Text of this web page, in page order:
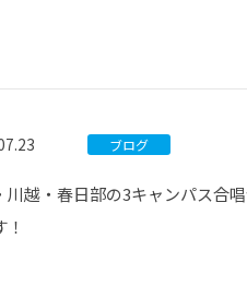
ブログ
川越・春日部の3キャンパス合